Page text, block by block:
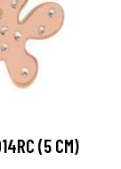
(5 CM)